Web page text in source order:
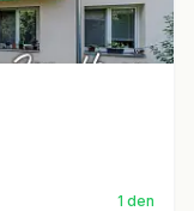
1 den